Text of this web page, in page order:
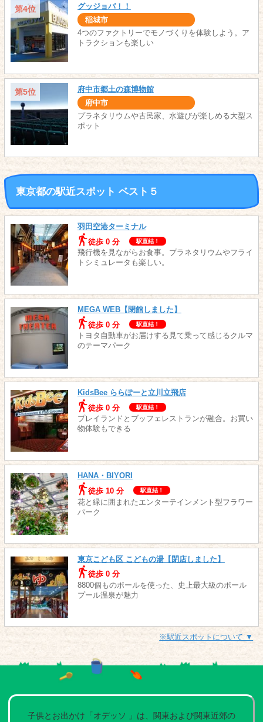
第4位 グッジョバ！！
稲城市
4つのファクトリーでモノづくりを体験しよう。ア
トラクションも楽しい
第5位 府中市郷土の森博物館
府中市
プラネタリウムや古民家、水遊びが楽しめる大型ス
ポット
東京都の駅近スポット ベスト５
羽田空港ターミナル
徒歩 0 分
駅直結！
飛行機を見ながらお食事。プラネタリウムやフライ
トシミュレータも楽しい。
MEGA WEB【閉館しました】
徒歩 0 分
駅直結！
トヨタ自動車がお届けする見て乗って感じるクルマ
のテーマパーク
KidsBee ららぽーと立川立飛店
徒歩 0 分
駅直結！
プレイランドとブッフェレストランが融合。お買い
物体験もできる
HANA・BIYORI
徒歩 10 分
駅直結！
花と緑に囲まれたエンターテインメント型フラワー
パーク
東京こども区 こどもの湯【閉店しました】
徒歩 0 分
8800個ものボールを使った、史上最大級のボール
プール温泉が魅力
※駅近スポットについて ▼
子供とお出かけ「オデッソ 」は、関東および関東近郊の